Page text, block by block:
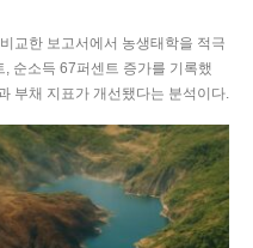
교한 보고서에서 농생태학을 적극
순소득 67퍼센트 증가를 기록했
부채 지표가 개선됐다는 분석이다.